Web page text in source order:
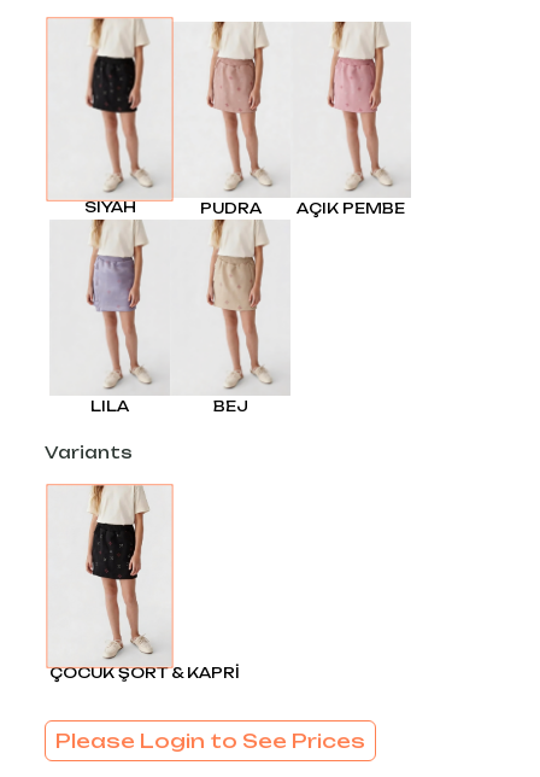
SIYAH PUDRA AÇIK PEMBE
LILA BEJ
Variants
ÇOCUK ŞORT & KAPRİ
Please Login to See Prices